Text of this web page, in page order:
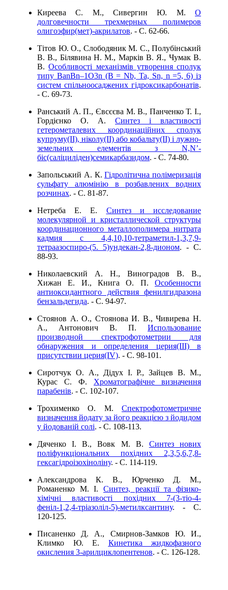
Киреева С. М., Сивергин Ю. М. О
долговечности трехмерных полимеров
олигоэфир(мет)-акрилатов. - C. 62-66.
Тітов Ю. О., Слободяник М. С., Полубінський
В. В., Білявина Н. М., Марків В. Я., Чумак В.
В.Особливості механізмів утворення сполук
типу ВаnBn–1O3n (В = Nb, Ta, Sn, n =5, 6) із
систем спільноосаджених гідроксикарбонатів.
- C. 69-73.
Ранський А. П., Євсєєва М. В., Панченко Т. І.,
Гордієнко О. А. Синтез i властивості
гетерометалевих координаційних сполук
купруму(ІІ), ніколу(ІІ) або кобальту(ІІ) і лужно-
земельних елементів з N,N’-
біс(саліциліден)семикарбазидом. - C. 74-80.
Запольський А. К.Гідролітична полімеризація
сульфату алюмінію в розбавлених водних
розчинах. - C. 81-87.
Нетреба Е. Е. Синтез и исследование
молекулярной и кристаллической структуры
координационного металлополимера нитрата
кадмия с 4,4,10,10-тетраметил-1,3,7,9-
тетраазоспиро-(5. 5)ундекан-2,8-дионом. - C.
88-93.
Николаевский А. Н., Виноградов В. В.,
Хижан Е. И., Книга О. П. Особенности
антиоксидантного действия фенилгидразона
бензальдегида. - C. 94-97.
Стоянов А. О., Стоянова И. В., Чивирева Н.
А., Антонович В. П. Использование
производной спектрофотометрии для
обнаружения и определения церия(III) в
присутствии церия(IV). - C. 98-101.
Сиротчук О. А., Дідух І. Р., Зайцев В. М.,
Курас С. Ф. Хроматографічне визначення
парабенів. - C. 102-107.
Трохименко О. М. Спектрофотометричне
визначення йодату за його реакцією з йодидом
у йодованій солі. - C. 108-113.
Дяченко І. В., Вовк М. В. Синтез нових
поліфункціональних похідних 2,3,5,6,7,8-
гексагідроізохіноліну. - C. 114-119.
Александрова К. В., Юрченко Д. М.,
Романенко М. І. Синтез, реакції та фізико-
хімічні властивості похідних 7-(3-тіо-4-
феніл-1,2,4-тріазоліл-5)-метилксантину. - C.
120-125.
Писаненко Д. А., Смирнов-Замков Ю. И.,
Климко Ю. Е. Кинетика жидкофазного
окисления 3-арилциклопентенов. - C. 126-128.